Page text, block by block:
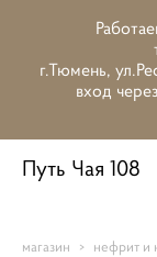
г.Тюмень,
вход
Путь Чая 108
магазин > нефрит и